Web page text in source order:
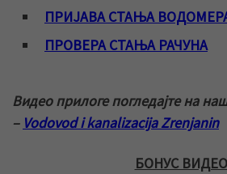
ПРИЈАВА СТАЊА
ПРОВЕРА СТАЊА РАЧУНА
Видео прилоге погледајте на
– Vodovod i kanalizacija Zrenjanin
БОНУС ВИДЕО